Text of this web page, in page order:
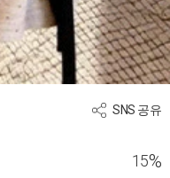
SNS 공유
15%